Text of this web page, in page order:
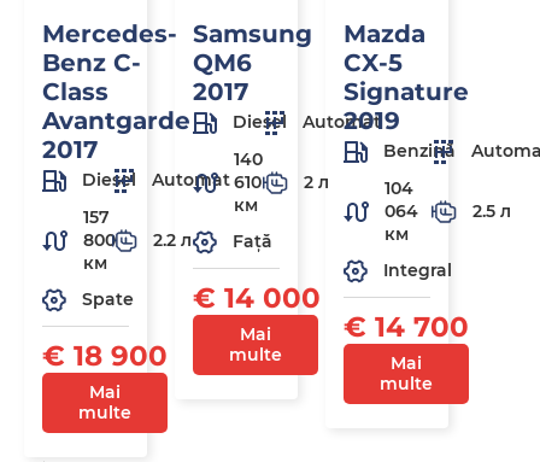
Mercedes-
Benz C-
Class
Avantgarde
2017
Diesel
Automat
157
800
км
2.2 л
Spate
€ 18 900
Mai
multe
Samsung
QM6
2017
Diesel
Automat
140
610
км
2 л
Față
€ 14 000
Mai
multe
Mazda
CX-5
Signature
2019
Benzină
104
064
км
2.5 л
Integral
€ 14 700
Mai
multe